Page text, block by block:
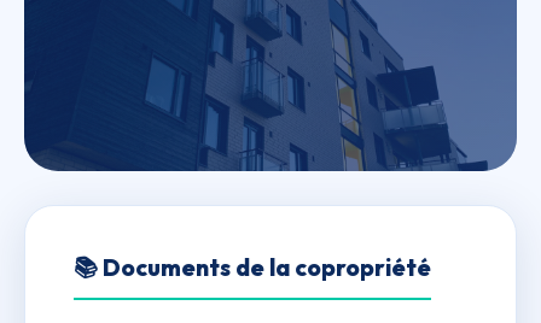
COEUR DE CAUDERAN C1-
C2-D
📚 Documents de la copropriété